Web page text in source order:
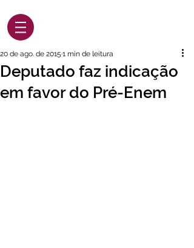
Deputado faz indicação
em favor do Pré-Enem
20 de ago. de 2015 1 min de leitura